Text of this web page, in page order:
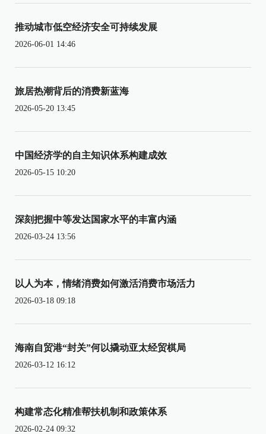
推动城市低空经济安全可持续发展
2026-06-01 14:46
旅居热潮背后的消费新蓝海
2026-05-20 13:45
中国经济学的自主知识体系构建成效
2026-05-15 10:20
深刻把握中等发达国家水平的丰富内涵
2026-03-24 13:56
以人为本，情绪消费如何激活消费市场活力
2026-03-18 09:18
海南自贸港“封关”何以撬动亚太经贸棋局
2026-03-12 16:12
构建常态化精准帮扶机制和政策体系
2026-02-24 09:32